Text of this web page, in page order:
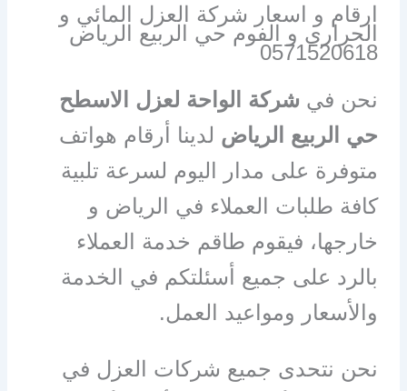
ارقام و اسعار شركة العزل المائي و
الحراري و الفوم حي الربيع الرياض
0571520618
نحن في شركة الواحة لعزل الاسطح
حي الربيع الرياض لدينا أرقام هواتف
متوفرة على مدار اليوم لسرعة تلبية
كافة طلبات العملاء في الرياض و
خارجها، فيقوم طاقم خدمة العملاء
بالرد على جميع أسئلتكم في الخدمة
والأسعار ومواعيد العمل.
نحن نتحدى جميع شركات العزل في